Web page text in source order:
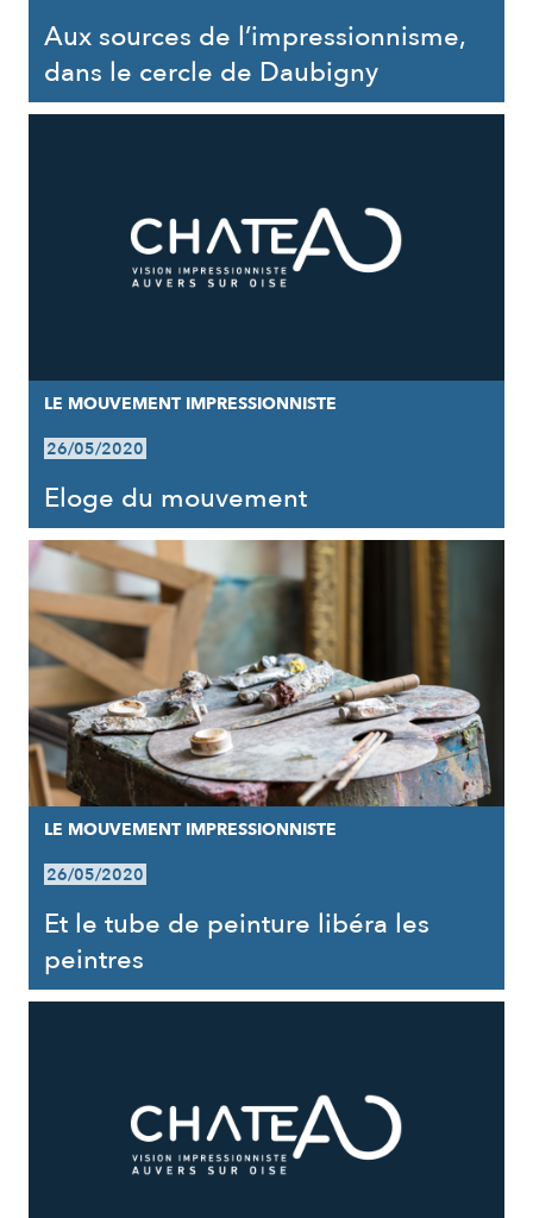
Aux sources de l’impressionnisme,
dans le cercle de Daubigny
LE MOUVEMENT IMPRESSIONNISTE
26/05/2020
Eloge du mouvement
LE MOUVEMENT IMPRESSIONNISTE
26/05/2020
Et le tube de peinture libéra les
peintres